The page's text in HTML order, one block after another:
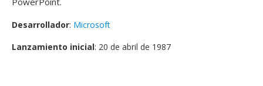
Desarrollador: Microsoft
Lanzamiento inicial: 20 de abril de 1987